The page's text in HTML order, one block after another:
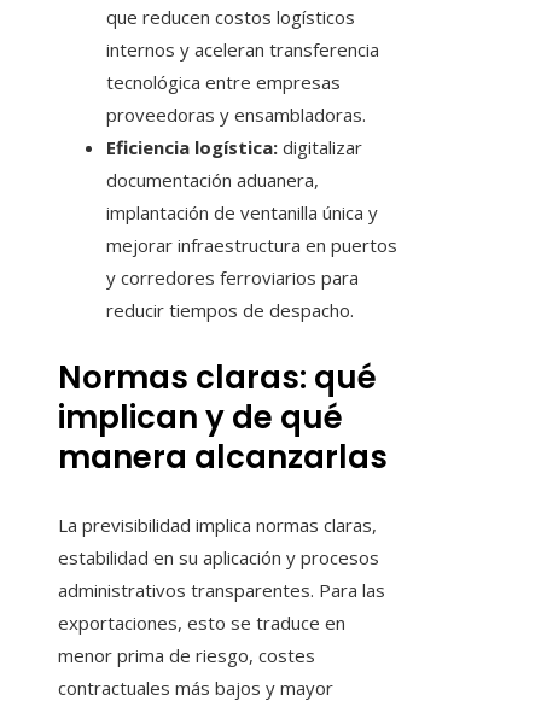
que reducen costos logísticos
internos y aceleran transferencia
tecnológica entre empresas
proveedoras y ensambladoras.
Eficiencia logística: digitalizar
documentación aduanera,
implantación de ventanilla única y
mejorar infraestructura en puertos
y corredores ferroviarios para
reducir tiempos de despacho.
Normas claras: qué
implican y de qué
manera alcanzarlas
La previsibilidad implica normas claras,
estabilidad en su aplicación y procesos
administrativos transparentes. Para las
exportaciones, esto se traduce en
menor prima de riesgo, costes
contractuales más bajos y mayor